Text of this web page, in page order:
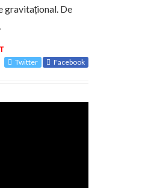
gravitațional. De
Twitter Facebook